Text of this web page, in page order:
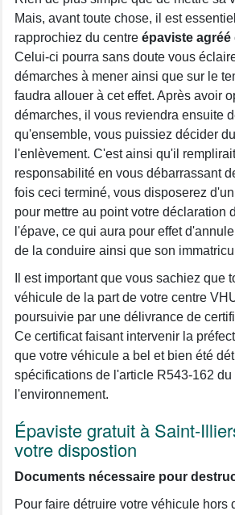
Mais, avant toute chose, il est
rapprochiez du centre épaviste agréé
Celui-ci pourra sans doute vous
démarches à mener ainsi que sur le
faudra allouer à cet effet. Après avoir
démarches, il vous reviendra ensuite
qu'ensemble, vous puissiez décider
l'enlèvement. C'est ainsi qu'il
responsabilité en vous débarrassant
fois ceci terminé, vous disposerez
pour mettre au point votre déclaration
l'épave, ce qui aura pour effet
de la conduire ainsi que son
Il est important que vous sachiez que
véhicule de la part de votre centre
poursuivie par une délivrance de
Ce certificat faisant intervenir la
que votre véhicule a bel et bien été
spécifications de l'article R543-162 du
l'environnement.
Épaviste gratuit à Saint-
votre dispostion
Documents nécessaire pour
Pour faire détruire votre véhicule hors